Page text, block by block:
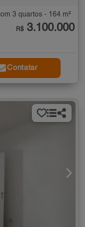
3 quartos - 164 m²
R$ 3.100.000
Contatar